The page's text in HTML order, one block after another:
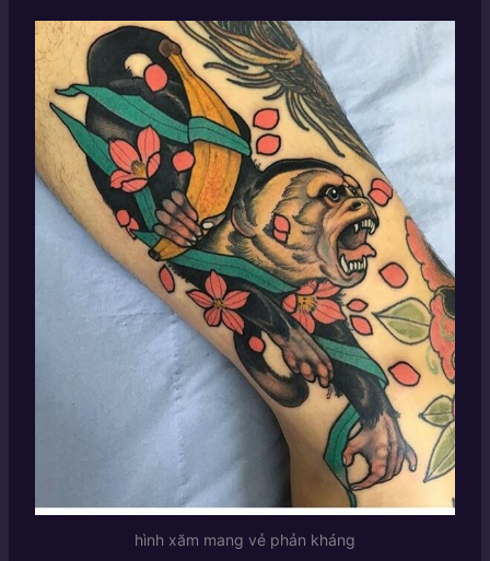
hình xăm mang vẻ phản kháng